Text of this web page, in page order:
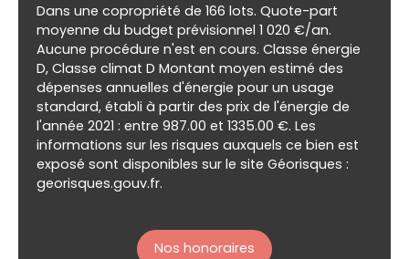
Dans une copropriété de 166 lots. Quote-part
moyenne du budget prévisionnel 1 020 €/an.
Aucune procédure n'est en cours. Classe énergie
D, Classe climat D Montant moyen estimé des
dépenses annuelles d'énergie pour un usage
standard, établi à partir des prix de l'énergie de
l'année 2021 : entre 987.00 et 1335.00 €. Les
informations sur les risques auxquels ce bien est
exposé sont disponibles sur le site Géorisques :
georisques.gouv.fr.
Nos honoraires